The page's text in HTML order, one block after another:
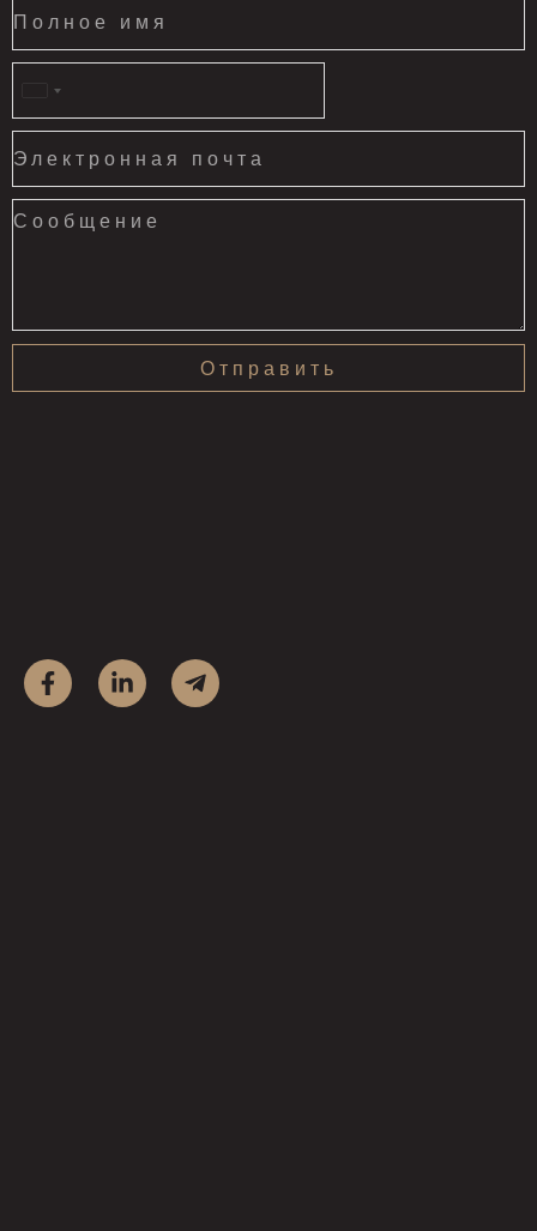
States
+1
Отправить